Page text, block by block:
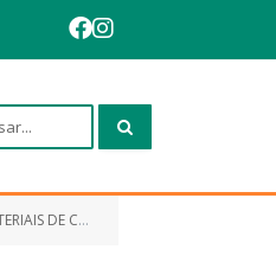
CONSUMO)